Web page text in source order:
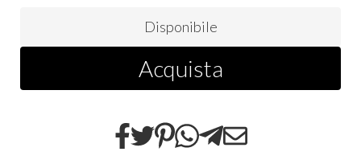
Disponibile
Acquista